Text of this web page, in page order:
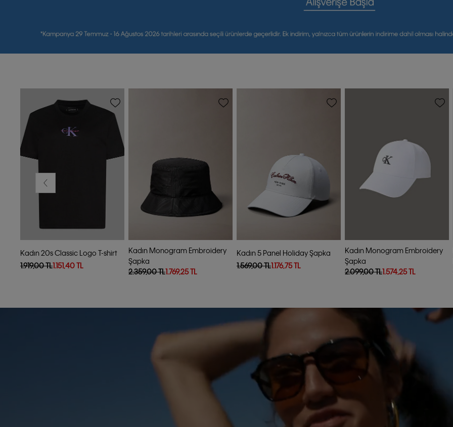
Kadın 20s Classic Logo T-shirt
1.919,00 TL1.151,40 TL
Kadın Monogram Embroidery
Şapka
2.359,00 TL1.769,25 TL
Kadın 5 Panel Holiday Şapka
1.569,00 TL1.176,75 TL
Kadın Monogram Embroidery
Şapka
2.099,00 TL1.574,25 TL